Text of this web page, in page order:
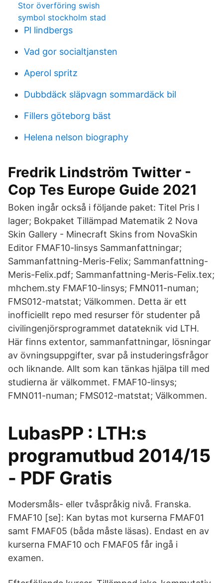
Stor överföring swish
symbol stockholm stad
Pl lindbergs
Vad gor socialtjansten
Aperol spritz
Dubbdäck släpvagn sommardäck bil
Fillers göteborg bäst
Helena nelson biography
Fredrik Lindström Twitter -
Cop Tes Europe Guide 2021
Boken ingår också i följande paket: Titel Pris I
lager; Bokpaket Tillämpad Matematik 2 Nova
Skin Gallery - Minecraft Skins from NovaSkin
Editor FMAF10-linsys Sammanfattningar;
Sammanfattning-Meris-Felix; Sammanfattning-
Meris-Felix.pdf; Sammanfattning-Meris-Felix.tex;
mhchem.sty FMAF10-linsys; FMN011-numan;
FMS012-matstat; Välkommen. Detta är ett
inofficiellt repo med resurser för studenter på
civilingenjörsprogrammet datateknik vid LTH.
Här finns extentor, sammanfattningar, lösningar
av övningsuppgifter, svar på instuderingsfrågor
och liknande. Allt som kan tänkas hjälpa till med
studierna är välkommet. FMAF10-linsys;
FMN011-numan; FMS012-matstat; Välkommen.
LubasPP : LTH:s
programutbud 2014/15
- PDF Gratis
Modersmåls- eller tvåspråkig nivå. Franska.
FMAF10 [se]: Kan bytas mot kurserna FMAF01
samt FMAF05 (båda måste läsas). Endast en av
kurserna FMAF10 och FMAF05 får ingå i
examen.